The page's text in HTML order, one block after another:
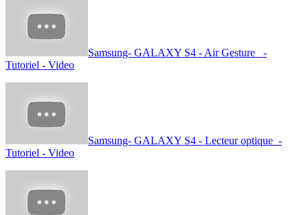
Samsung- GALAXY S4 - Air Gesture -
Tutoriel - Video
Samsung- GALAXY S4 - Lecteur optique -
Tutoriel - Video